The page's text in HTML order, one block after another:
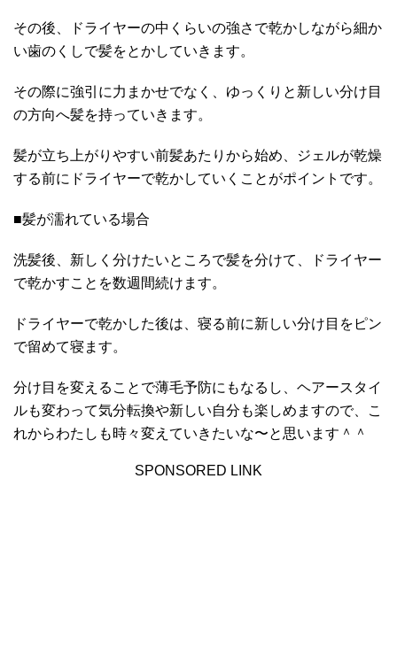
その後、ドライヤーの中くらいの強さで乾かしながら細か
い歯のくしで髪をとかしていきます。
その際に強引に力まかせでなく、ゆっくりと新しい分け目
の方向へ髪を持っていきます。
髪が立ち上がりやすい前髪あたりから始め、ジェルが乾燥
する前にドライヤーで乾かしていくことがポイントです。
■髪が濡れている場合
洗髪後、新しく分けたいところで髪を分けて、ドライヤー
で乾かすことを数週間続けます。
ドライヤーで乾かした後は、寝る前に新しい分け目をピン
で留めて寝ます。
分け目を変えることで薄毛予防にもなるし、ヘアースタイ
ルも変わって気分転換や新しい自分も楽しめますので、こ
れからわたしも時々変えていきたいな〜と思います＾＾
SPONSORED LINK